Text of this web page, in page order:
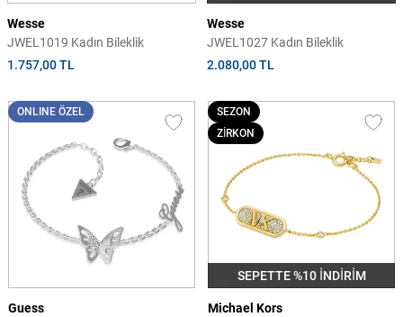
Wesse
JWEL1019 Kadın Bileklik
1.757,00 TL
Wesse
JWEL1027 Kadın Bileklik
2.080,00 TL
ONLINE ÖZEL
Guess
SEPETTE %10 İNDİRİM
SEZON
ZİRKON
Michael Kors